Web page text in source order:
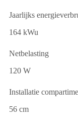
Jaarlijks
164 kWu
Netbelasting
120 W
Installatie
56 cm